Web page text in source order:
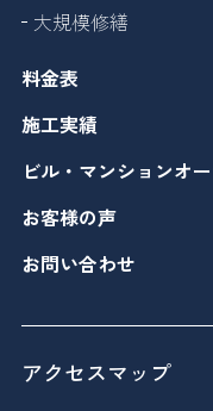
大規模修繕
料金表
施工実績
ビル・マンションオ
お客様の声
お問い合わせ
アクセスマップ